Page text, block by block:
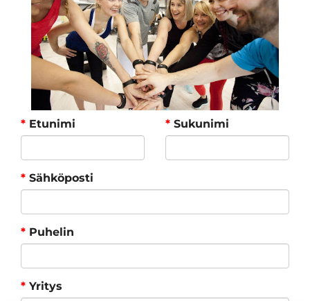
* Etunimi * Sukunimi
* Sähköposti
* Puhelin
* Yritys